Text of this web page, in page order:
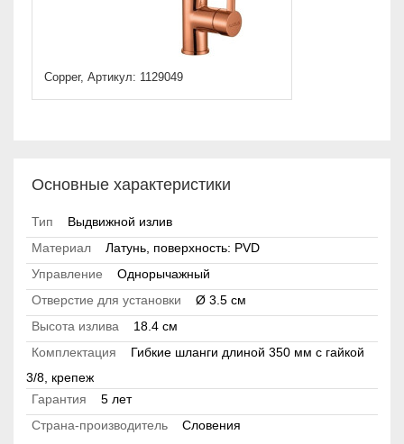
Copper, Артикул: 1129049
Основные характеристики
Тип
Выдвижной излив
Материал
Латунь, поверхность: PVD
Управление
Однорычажный
Отверстие для установки
Ø 3.5 см
Высота излива
18.4 см
Комплектация
Гибкие шланги длиной 350 мм с гайкой
3/8, крепеж
Гарантия
5 лет
Страна-производитель
Словения